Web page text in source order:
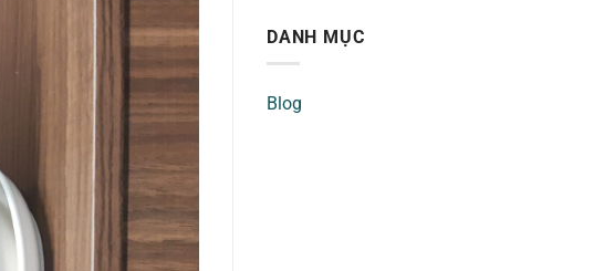
DANH MỤC
Blog